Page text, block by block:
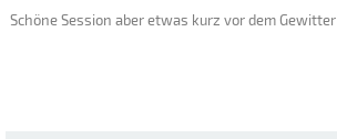
Schöne Session aber etwas kurz vor dem Gewitter